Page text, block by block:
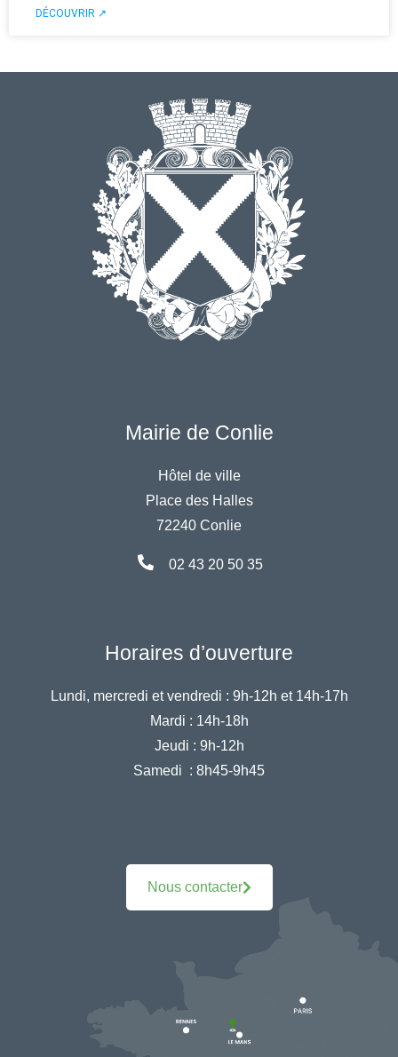
DÉCOUVRIR ↗
Mairie de Conlie
Hôtel de ville
Place des Halles
72240 Conlie
02 43 20 50 35
Horaires d’ouverture
Lundi, mercredi et vendredi : 9h-12h et 14h-17h
Mardi : 14h-18h
Jeudi : 9h-12h
Samedi : 8h45-9h45
Nous contacter